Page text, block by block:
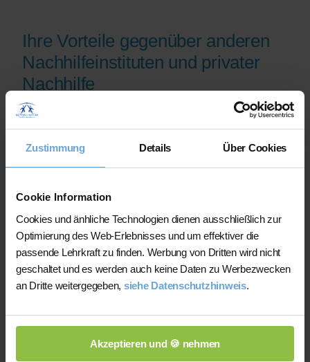
Zustimmung Details Über Cookies
Cookie Information
Cookies und änhliche Technologien dienen ausschließlich zur
Optimierung des Web-Erlebnisses und um effektiver die
passende Lehrkraft zu finden. Werbung von Dritten wird nicht
geschaltet und es werden auch keine Daten zu Werbezwecken
an Dritte weitergegeben, siehe Datenschutzhinweis.
Akzeptieren und 🍪 nehmen
Ihre Vorteile gegenüber anderen
Nachhilfeinstituten und privater
Nachhilfe
Auf der Plattform finden Sie erfahrene
Lehrkräfte, deren eingereichte
Qualifikationsnachweise vor der
Freischaltung geprüft werden.
Nachhilfe-Team.net unterstützt Sie dabei,
möglichst schnell eine zu Ihrem Bedarf
passende Lehrkraft zu finden. Bei einem
Ausfall können Sie auf Wunsch bei der
Vermittlung einer anderen Lehrkraft
unterstützt werden.
ihren Unterricht eigenständig.
Die jeweilige Lehrkraft stimmt Lernziele,